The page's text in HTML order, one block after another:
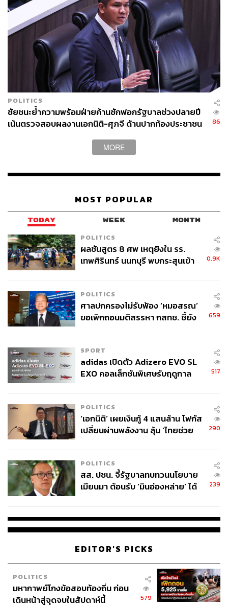
POLITICS
ชัยชนะย้ำความพร้อมฝ่ายค้านซักฟอกรัฐบาลช่วงปลายปี
เน้นตรวจสอบผลงานเอกนิติ-ศุภจี ด้านปากท้องประชาชน
86
MORE
MOST POPULAR
TODAY WEEK MONTH
POLITICS
ผลชันสูตร 8 ศพ เหตุยิงใน รร.
เทพศิรินทร์ นนทบุรี พบกระสุนเข้า
0.9K
POLITICS
ศาลปกครองไม่รับฟ้อง ‘หมอสรณ’
ขอเพิกถอนมติสรรหา กสทช. ชี้ยัง
659
SPORT
adidas เปิดตัว Adizero EVO SL
EXO คอลเล็กชันพิเศษรับฤดูกาล
517
POLITICS
‘เอกนิติ’ เผยเงินกู้ 4 แสนล้าน โฟกัส
เปลี่ยนผ่านพลังงาน ลุ้น ‘ไทยช่วย
290
POLITICS
สส. ปชน. จี้รัฐบาลทบทวนนโยบาย
เมียนมา ต้อนรับ ‘มินอ่องหล่าย’ ได้
239
EDITOR'S PICKS
POLITICS
มหากาพย์โกงข้อสอบท้องถิ่น ก่อน
เดินหน้าสู่จุดจบในสัปดาห์นี้
579